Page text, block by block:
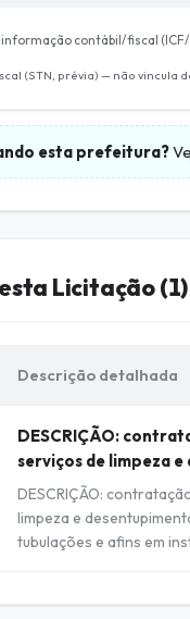
contábil/fiscal (ICF/
(STN, prévia) — não vincula
esta prefeitura?
Licitação (1)
Descrição detalhada
DESCRIÇÃO:
serviços de limpeza
DESCRIÇÃO:
limpeza e
tubulações e afins em